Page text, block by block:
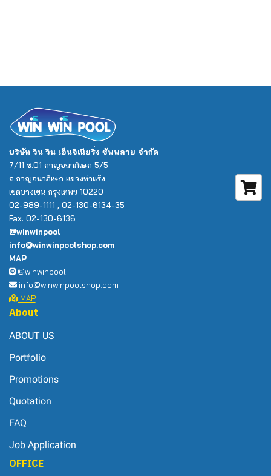
บริษัท วิน วิน เอ็นจิเนียริ่ง ซัพพลาย จำกัด
7/11 ซ.01 กาญจนาภิเษก 5/5
ถ.กาญจนาภิเษก แขวงท่าแร้ง
เขตบางเขน กรุงเทพฯ 10220
02-989-1111 , 02-130-6134-35
Fax. 02-130-6136
@winwinpool
info@winwinpoolshop.com
MAP
@winwinpool
info@winwinpoolshop.com
MAP
About
ABOUT US
Portfolio
Promotions
Quotation
FAQ
Job Application
OFFICE